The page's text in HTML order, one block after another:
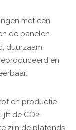
met een
de panelen
duurzaam
en
en productie
de CO2-
zijn de plafonds